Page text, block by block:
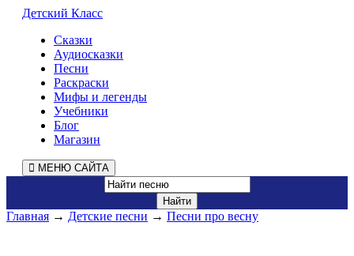
Детский Класс
Сказки
Аудиосказки
Песни
Раскраски
Мифы и легенды
Учебники
Блог
Магазин
МЕНЮ САЙТА
Главная → Детские песни → Песни про весну